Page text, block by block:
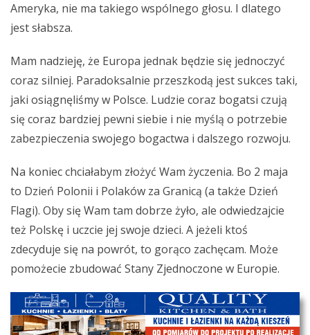
Ameryka, nie ma takiego wspólnego głosu. I dlatego
jest słabsza.
Mam nadzieję, że Europa jednak będzie się jednoczyć
coraz silniej. Paradoksalnie przeszkodą jest sukces taki,
jaki osiągnęliśmy w Polsce. Ludzie coraz bogatsi czują
się coraz bardziej pewni siebie i nie myślą o potrzebie
zabezpieczenia swojego bogactwa i dalszego rozwoju.
Na koniec chciałabym złożyć Wam życzenia. Bo 2 maja
to Dzień Polonii i Polaków za Granicą (a także Dzień
Flagi). Oby się Wam tam dobrze żyło, ale odwiedzajcie
też Polskę i uczcie jej swoje dzieci. A jeżeli ktoś
zdecyduje się na powrót, to gorąco zachęcam. Może
pomożecie zbudować Stany Zjednoczone w Europie.